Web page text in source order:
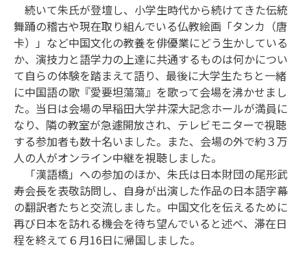
続いて朱氏が登壇し、小学生時代から続けてきた伝統
舞踊の稽古や現在取り組んでいる仏教絵画「タンカ（唐
卡）」など中国文化の教養を俳優業にどう生かしている
か、演技力と語学力の上達に共通するものは何かについ
て自らの体験を踏まえて語り、最後に大学生たちと一緒
に中国語の歌『愛要坦蕩蕩』を歌って会場を沸かせまし
た。当日は会場の早稲田大学井深大記念ホールが満員に
なり、隣の教室が急遽開放され、テレビモニターで視聴
する参加者も数十名いました。また、会場の外で約３万
人の人がオンライン中継を視聴しました。
「漢語橋」への参加のほか、朱氏は日本財団の尾形武
寿会長を表敬訪問し、自身が出演した作品の日本語字幕
の翻訳者たちと交流しました。中国文化を伝えるために
再び日本を訪れる機会を待ち望んでいると述べ、滞在日
程を終えて６月16日に帰国しました。